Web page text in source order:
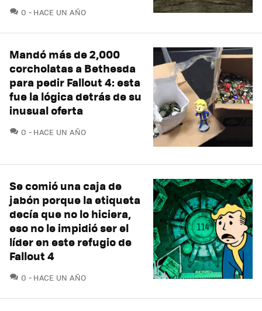
0 COMENTARIOS
HACE UN AÑO
Mandó más de 2,000
corcholatas a Bethesda
para pedir Fallout 4: esta
fue la lógica detrás de su
inusual oferta
0 COMENTARIOS
HACE UN AÑO
Se comió una caja de
jabón porque la etiqueta
decía que no lo hiciera,
eso no le impidió ser el
líder en este refugio de
Fallout 4
0 COMENTARIOS
HACE UN AÑO